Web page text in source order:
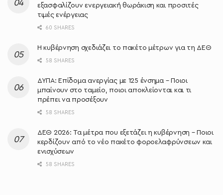
εξασφαλίζουν ενεργειακή θωράκιση και προσιτές
τιμές ενέργειας
60 SHARES
Η κυβέρνηση σχεδιάζει το πακέτο μέτρων για τη ΔΕΘ
58 SHARES
ΔΥΠΑ: Επίδομα ανεργίας με 125 ένσημα – Ποιοι
μπαίνουν στο ταμείο, ποιοι αποκλείονται και τι
πρέπει να προσέξουν
58 SHARES
ΔΕΘ 2026: Τα μέτρα που εξετάζει η κυβέρνηση – Ποιοι
κερδίζουν από το νέο πακέτο φοροελαφρύνσεων και
ενισχύσεων
58 SHARES